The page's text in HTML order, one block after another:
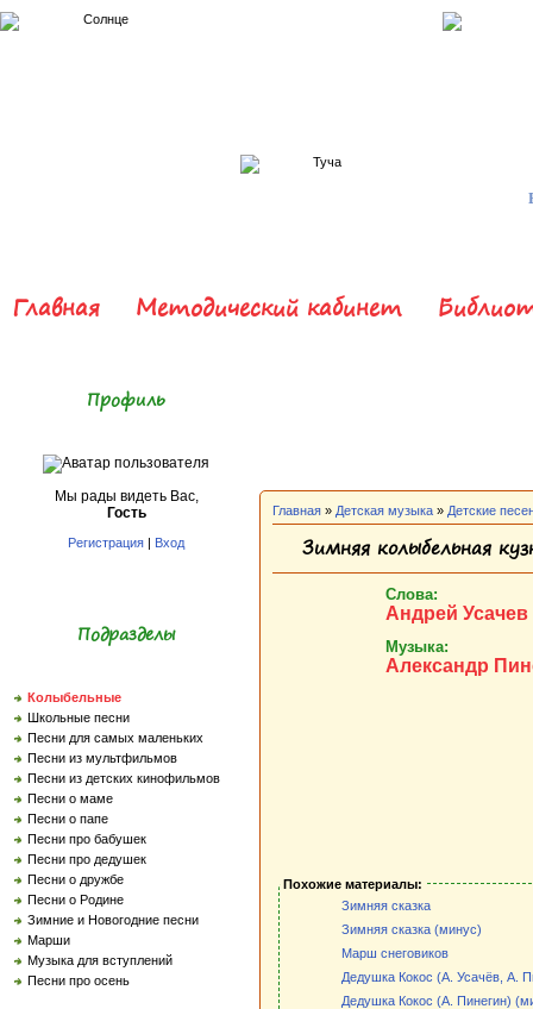
Главная Методический кабинет
Профиль
Мы рады видеть Вас,
Гость
Регистрация | Вход
Подразделы
Колыбельные
Школьные песни
Песни для самых маленьких
Песни из мультфильмов
Песни из детских кинофильмов
Песни о маме
Песни о папе
Песни про бабушек
Песни про дедушек
Песни о дружбе
Песни о Родине
Зимние и Новогодние песни
Марши
Музыка для вступлений
Песни про осень
Главная » Детская музыка » Детские
Зимняя колыбельная
Слова:
Андрей Усачев
Музыка:
Александр
Похожие материалы:
Зимняя сказка
Зимняя сказка (минус)
Марш снеговиков
Дедушка Кокос (А. Усачёв, А.
Дедушка Кокос (А. Пинегин)